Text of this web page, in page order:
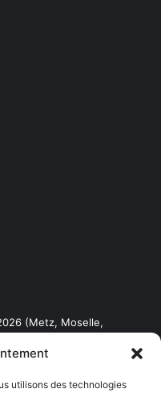
utilisons des technologies
(Metz, Moselle,